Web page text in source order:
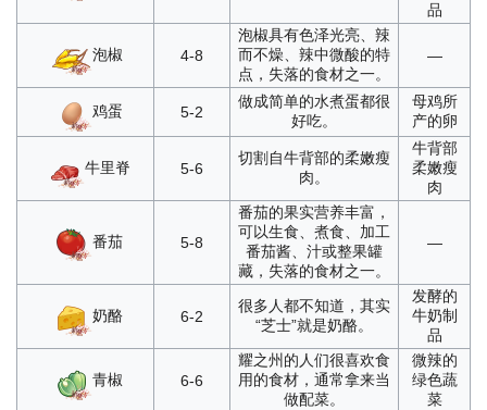
品
泡椒 4-8
泡椒具有色泽光亮、辣
而不燥、辣中微酸的特
点，失落的食材之一。
—
鸡蛋 5-2
做成简单的水煮蛋都很
好吃。
母鸡所
产的卵
牛里脊 5-6
切割自牛背部的柔嫩瘦
肉。
牛背部
柔嫩瘦
肉
番茄 5-8
番茄的果实营养丰富，
可以生食、煮食、加工
番茄酱、汁或整果罐
藏，失落的食材之一。
—
奶酪 6-2
很多人都不知道，其实
“芝士”就是奶酪。
发酵的
牛奶制
品
青椒 6-6
耀之州的人们很喜欢食
用的食材，通常拿来当
做配菜。
微辣的
绿色蔬
菜